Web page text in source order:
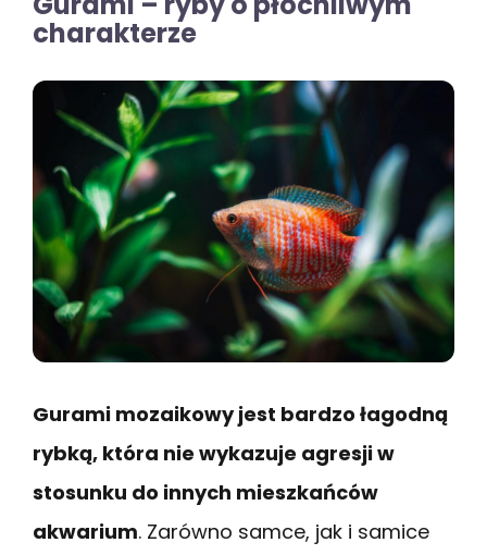
charakterze
Gurami mozaikowy jest bardzo łagodną
rybką, która nie wykazuje agresji w
stosunku do innych mieszkańców
akwarium. Zarówno samce, jak i samice